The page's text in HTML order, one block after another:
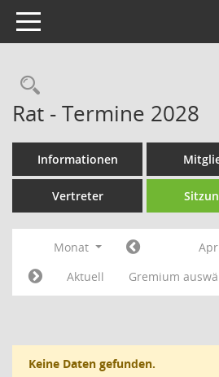
Toggle navigation
Rechercheauswahl
Rat - Termine 2028
Informationen
Vertreter
Monat
Aktuell
Gremium
Keine Daten gefunden.